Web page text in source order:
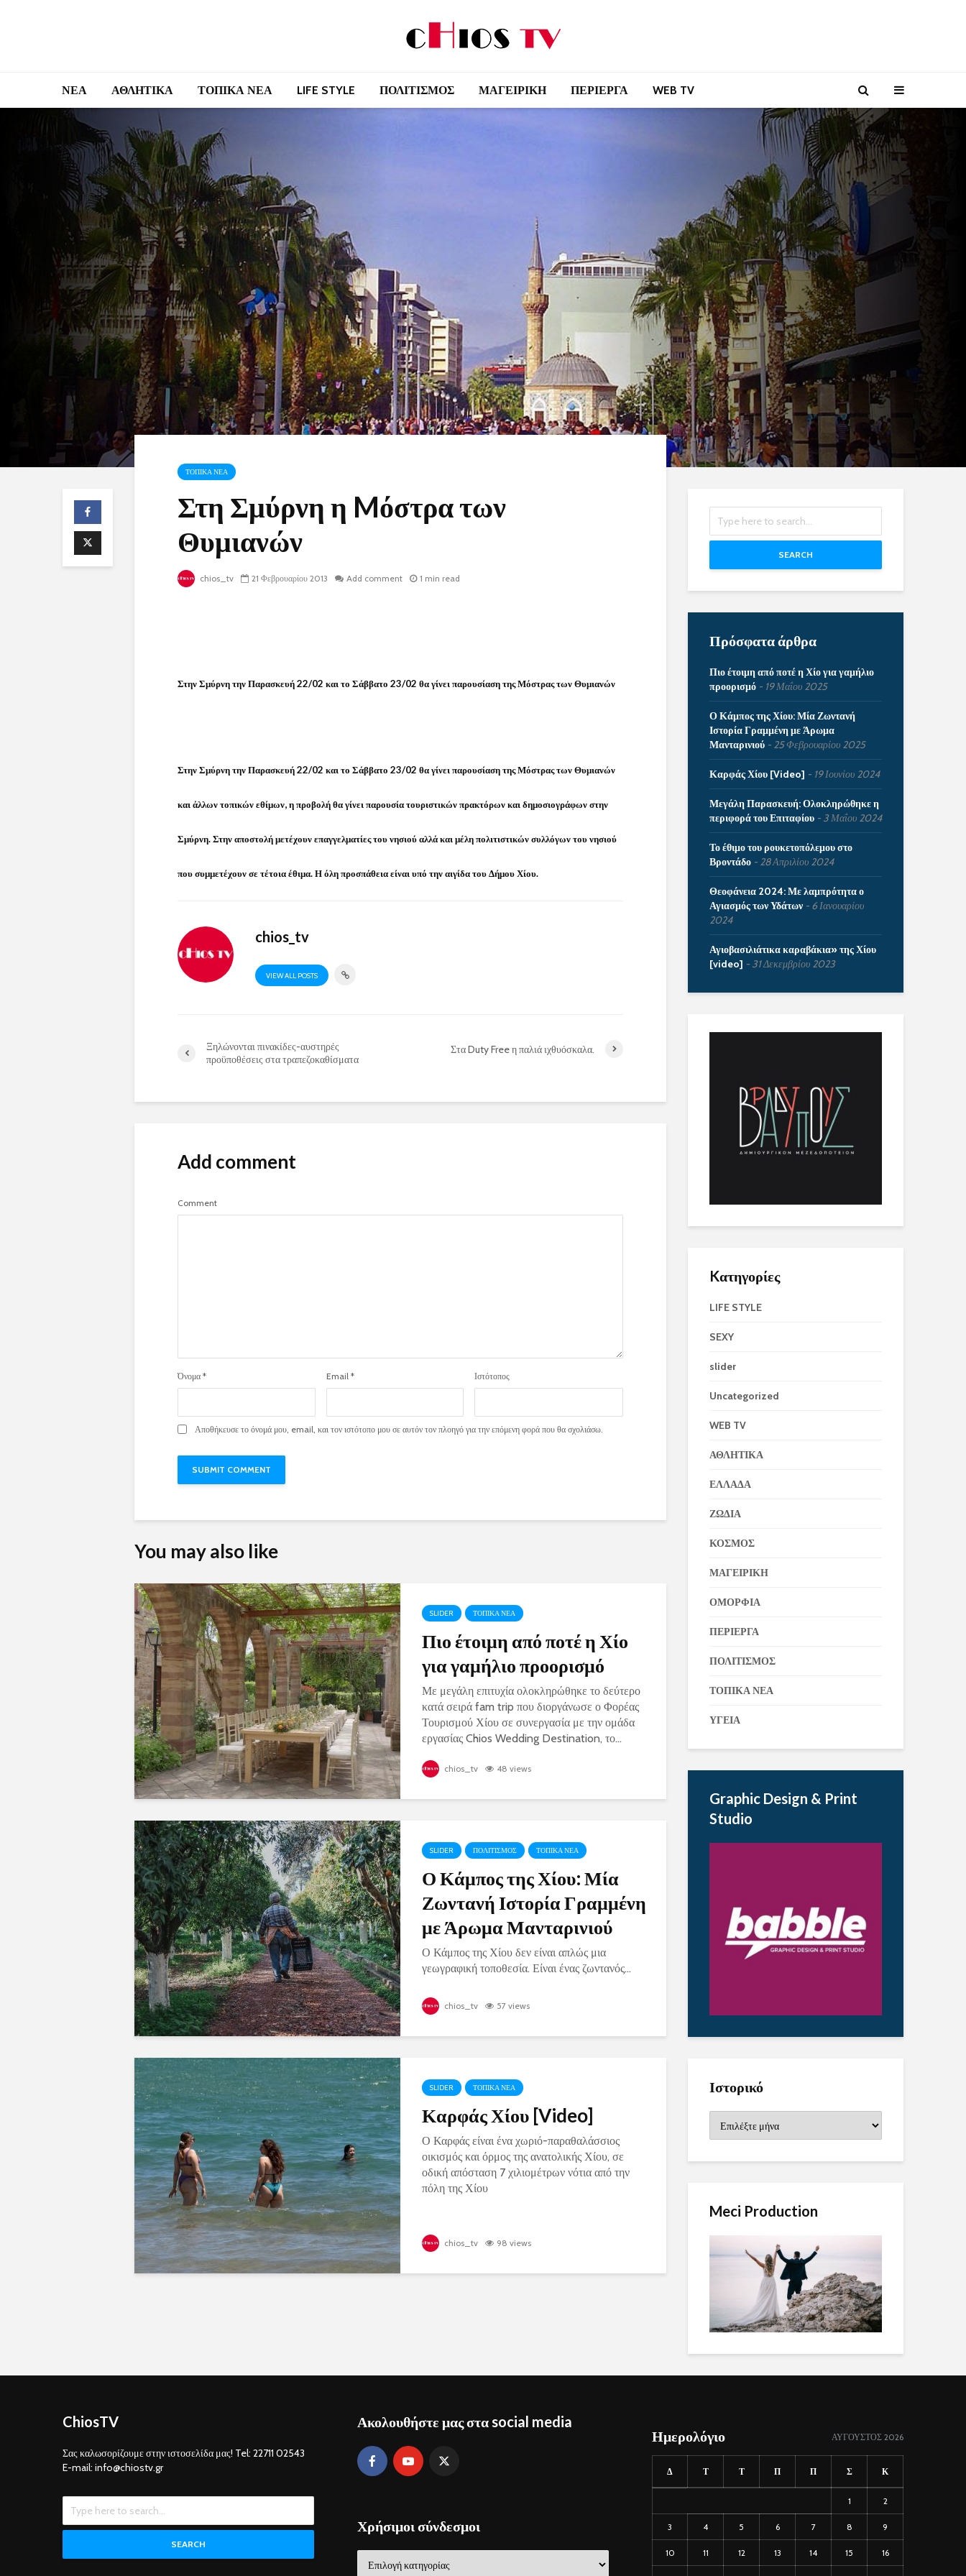
ΝΕΑ ΑΘΛΗΤΙΚΑ ΤΟΠΙΚΑ ΝΕΑ LIFE STYLE ΠΟΛΙΤΙΣΜΟΣ ΜΑΓΕΙΡΙΚΗ ΠΕΡΙΕΡΓΑ WEB TV
ΤΟΠΙΚΑ ΝΕΑ
Στη Σμύρνη η Mόστρα των
Θυμιανών
chios_tv 21 Φεβρουαρίου 2013 Add comment 1 min read
Στην Σμύρνη την Παρασκευή 22/02 και το Σάββατο 23/02 θα γίνει παρουσίαση της Μόστρας των Θυμιανών
Στην Σμύρνη την Παρασκευή 22/02 και το Σάββατο 23/02 θα γίνει παρουσίαση της Μόστρας των Θυμιανών
και άλλων τοπικών εθίμων, η προβολή θα γίνει παρουσία τουριστικών πρακτόρων και δημοσιογράφων στην
Σμύρνη. Στην αποστολή μετέχουν επαγγελματίες του νησιού αλλά και μέλη πολιτιστικών συλλόγων του νησιού
που συμμετέχουν σε τέτοια έθιμα. Η όλη προσπάθεια είναι υπό την αιγίδα του Δήμου Χίου.
chios_tv
VIEW ALL POSTS
Ξηλώνονται πινακίδες-αυστηρές
προϋποθέσεις στα τραπεζοκαθίσματα
Στα Duty Free η παλιά ιχθυόσκαλα.
Add comment
Comment
Όνομα * Email * Ιστότοπος
Αποθήκευσε το όνομά μου, email, και τον ιστότοπο μου σε αυτόν τον πλοηγό για την επόμενη φορά που θα σχολιάσω.
You may also like
SLIDER ΤΟΠΙΚΑ ΝΕΑ
Πιο έτοιμη από ποτέ η Χίο
για γαμήλιο προορισμό
Με μεγάλη επιτυχία ολοκληρώθηκε το δεύτερο
κατά σειρά fam trip που διοργάνωσε ο Φορέας
Τουρισμού Χίου σε συνεργασία με την ομάδα
εργασίας Chios Wedding Destination, το...
chios_tv 48 views
SLIDER ΠΟΛΙΤΙΣΜΟΣ ΤΟΠΙΚΑ ΝΕΑ
Ο Κάμπος της Χίου: Μία
Ζωντανή Ιστορία Γραμμένη
με Άρωμα Μανταρινιού
Ο Κάμπος της Χίου δεν είναι απλώς μια
γεωγραφική τοποθεσία. Είναι ένας ζωντανός...
chios_tv 57 views
SLIDER ΤΟΠΙΚΑ ΝΕΑ
Καρφάς Χίου [Video]
Ο Καρφάς είναι ένα χωριό-παραθαλάσσιος
οικισμός και όρμος της ανατολικής Χίου, σε
οδική απόσταση 7 χιλιομέτρων νότια από την
πόλη της Χίου
chios_tv 98 views
SEARCH
Πρόσφατα άρθρα
Πιο έτοιμη από ποτέ η Χίο για γαμήλιο
προορισμό
19 Μαΐου 2025
Ο Κάμπος της Χίου: Μία Ζωντανή
Ιστορία Γραμμένη με Άρωμα
Μανταρινιού
25 Φεβρουαρίου 2025
Καρφάς Χίου [Video] 19 Ιουνίου 2024
Μεγάλη Παρασκευή: Ολοκληρώθηκε η
περιφορά του Επιταφίου
3 Μαΐου 2024
Το έθιμο του ρουκετοπόλεμου στο
Βροντάδο
28 Απριλίου 2024
Θεοφάνεια 2024: Με λαμπρότητα ο
Αγιασμός των Υδάτων
6 Ιανουαρίου
2024
Αγιοβασιλιάτικα καραβάκια» της Χίου
[video]
31 Δεκεμβρίου 2023
Kατηγορίες
LIFE STYLE
SEXY
slider
Uncategorized
WEB TV
ΑΘΛΗΤΙΚΑ
ΕΛΛΑΔΑ
ΖΩΔΙΑ
ΚΟΣΜΟΣ
ΜΑΓΕΙΡΙΚΗ
ΟΜΟΡΦΙΑ
ΠΕΡΙΕΡΓΑ
ΠΟΛΙΤΙΣΜΟΣ
ΤΟΠΙΚΑ ΝΕΑ
ΥΓΕΙΑ
Graphic Design & Print
Studio
Ιστορικό
Meci Production
ChiosTV
Σας καλωσορίζουμε στην ιστοσελίδα μας! Tel: 22711 02543
E-mail: info@chiostv.gr
SEARCH
Ακολουθήστε μας στα social media
Χρήσιμοι σύνδεσμοι
σύνδεσμοι
Ημερολόγιο ΑΎΓΟΥΣΤΟΣ 2026
Δ Τ Τ Π Π Σ Κ
1 2
3 4 5 6 7 8 9
10 11 12 13 14 15 16